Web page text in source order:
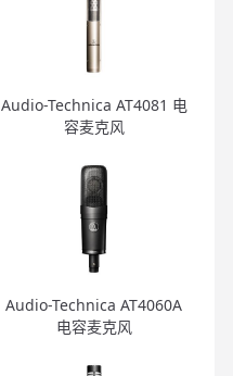
Audio-Technica AT4081 电
容麦克风
Audio-Technica AT4060A
电容麦克风